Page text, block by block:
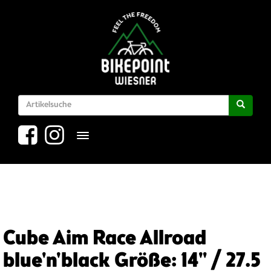
Toggle navigation
Cube Aim Race Allroad
blue'n'black Größe: 14" / 27.5